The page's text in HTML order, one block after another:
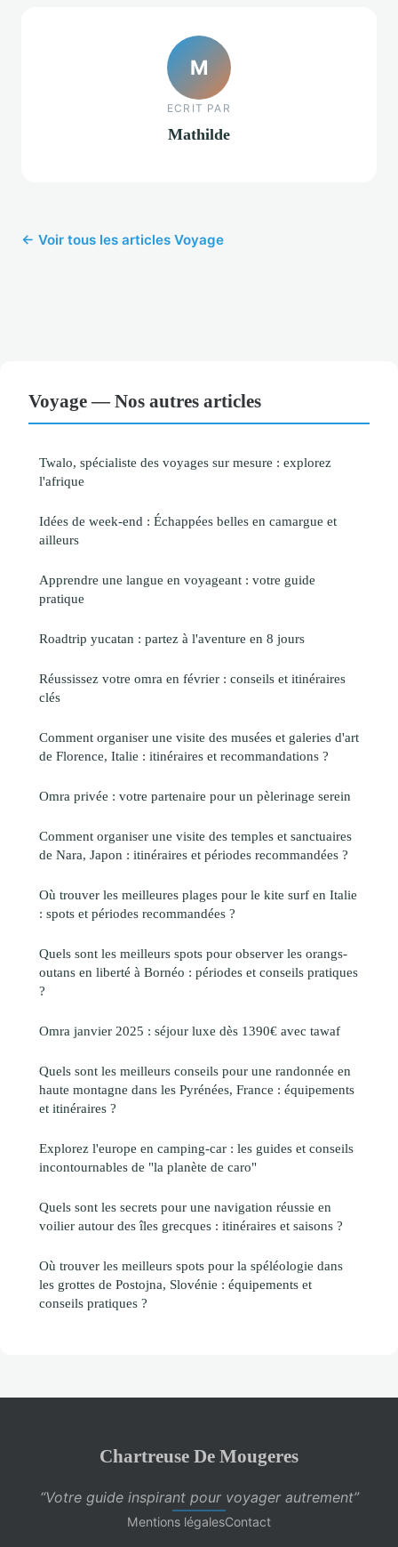
M
ECRIT PAR
Mathilde
← Voir tous les articles Voyage
Voyage — Nos autres articles
Twalo, spécialiste des voyages sur mesure : explorez
l'afrique
Idées de week-end : Échappées belles en camargue et
ailleurs
Apprendre une langue en voyageant : votre guide
pratique
Roadtrip yucatan : partez à l'aventure en 8 jours
Réussissez votre omra en février : conseils et itinéraires
clés
Comment organiser une visite des musées et galeries d'art
de Florence, Italie : itinéraires et recommandations ?
Omra privée : votre partenaire pour un pèlerinage serein
Comment organiser une visite des temples et sanctuaires
de Nara, Japon : itinéraires et périodes recommandées ?
Où trouver les meilleures plages pour le kite surf en Italie
: spots et périodes recommandées ?
Quels sont les meilleurs spots pour observer les orangs-
outans en liberté à Bornéo : périodes et conseils pratiques
?
Omra janvier 2025 : séjour luxe dès 1390€ avec tawaf
Quels sont les meilleurs conseils pour une randonnée en
haute montagne dans les Pyrénées, France : équipements
et itinéraires ?
Explorez l'europe en camping-car : les guides et conseils
incontournables de "la planète de caro"
Quels sont les secrets pour une navigation réussie en
voilier autour des îles grecques : itinéraires et saisons ?
Où trouver les meilleurs spots pour la spéléologie dans
les grottes de Postojna, Slovénie : équipements et
conseils pratiques ?
Chartreuse De Mougeres
“Votre guide inspirant pour voyager autrement”
Mentions légalesContact